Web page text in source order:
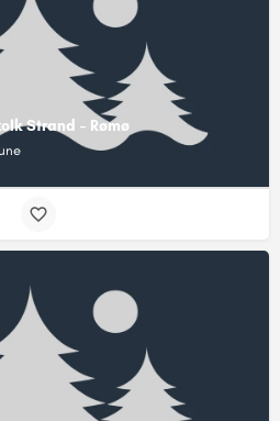
Strand – Rømø